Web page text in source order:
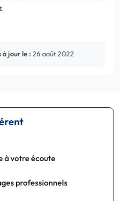
à jour le : 26 août 2022
à votre écoute
professionnels